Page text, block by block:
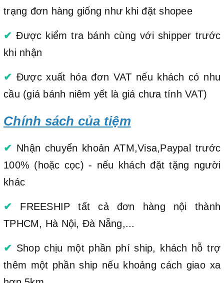
trạng đơn hàng giống như khi đặt shopee
✔ Được kiểm tra bánh cùng với shipper trước
khi nhận
✔ Được xuất hóa đơn VAT nếu khách có nhu
cầu (giá bánh niêm yết là giá chưa tính VAT)
Chính sách của tiệm
✔ Nhận chuyển khoản ATM,Visa,Paypal trước
100% (hoặc cọc) - nếu khách đặt tặng người
khác
✔ FREESHIP tất cả đơn hàng nội thành
TPHCM, Hà Nội, Đà Nẵng,...
✔ Shop chịu một phần phí ship, khách hỗ trợ
thêm một phần ship nếu khoảng cách giao xa